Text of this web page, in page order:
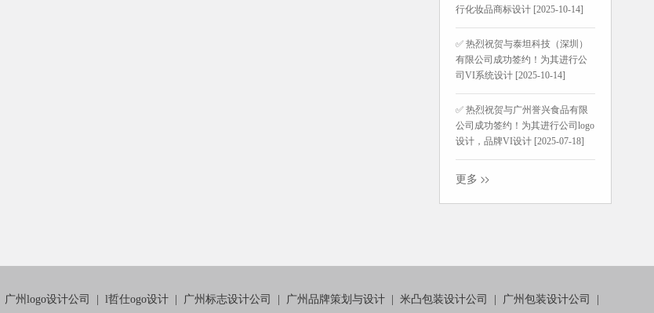
行化妆品商标设计 [2025-10-14]
✅ 热烈祝贺与泰坦科技（深圳）
有限公司成功签约！为其进行公
司VI系统设计 [2025-10-14]
✅ 热烈祝贺与广州誉兴食品有限
公司成功签约！为其进行公司logo
设计，品牌VI设计 [2025-07-18]
更多
广州logo设计公司 l哲仕ogo设计| 广州标志设计公司 广州品牌策划与设计| 米凸包装设计公司 广州包装设计公司